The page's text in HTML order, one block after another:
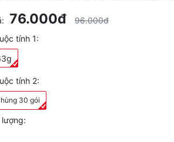
76.000đ
96.000đ
tính 1:
tính 2:
30 gói
lượng: